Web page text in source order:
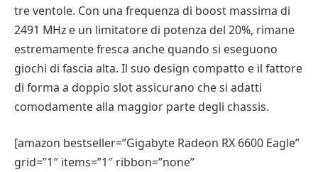
tre ventole. Con una frequenza di boost massima di
2491 MHz e un limitatore di potenza del 20%, rimane
estremamente fresca anche quando si eseguono
giochi di fascia alta. Il suo design compatto e il fattore
di forma a doppio slot assicurano che si adatti
comodamente alla maggior parte degli chassis.
[amazon bestseller=”Gigabyte Radeon RX 6600 Eagle”
grid=”1″ items=”1″ ribbon=”none”